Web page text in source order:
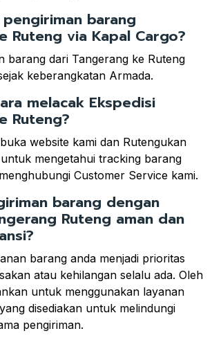
barang
Ruteng via Kapal Cargo?
barang dari Tangerang ke Ruteng
keberangkatan Armada.
melacak Ekspedisi
Ruteng?
website kami dan Rutengukan
mengetahui tracking barang
Customer Service kami.
barang dengan
Ruteng aman dan
barang anda menjadi prioritas
atau kehilangan selalu ada. Oleh
untuk menggunakan layanan
disediakan untuk melindungi
pengiriman.